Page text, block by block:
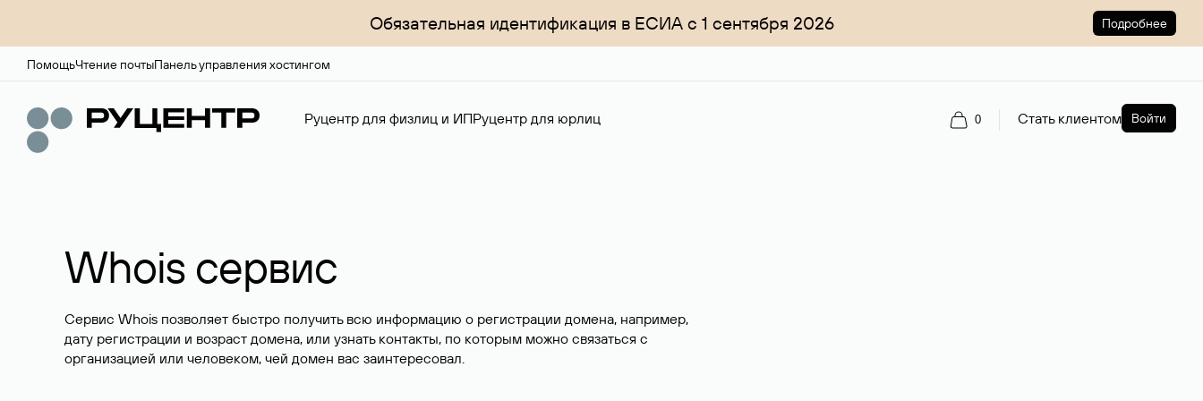
Обязательная идентификация в ЕСИА с 1 сентября 2026 Подробнее
ПомощьЧтение почтыПанель управления хостингом
Руцентр для физлиц и ИПРуцентр для юрлиц 0 Стать клиентом Войти
Whois сервис
Сервис Whois позволяет быстро получить всю информацию о регистрации домена, например,
дату регистрации и возраст домена, или узнать контакты, по которым можно связаться с
организацией или человеком, чей домен вас заинтересовал.